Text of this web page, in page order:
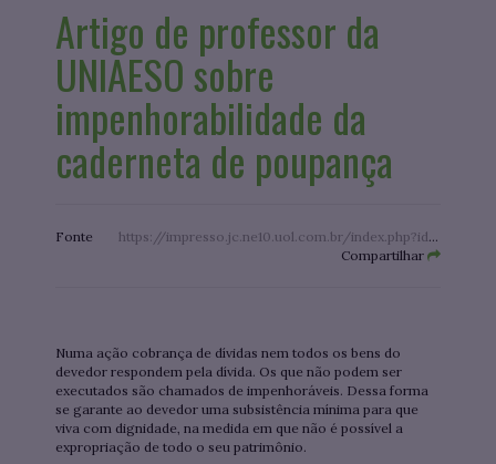
Artigo de professor da
UNIAESO sobre
impenhorabilidade da
caderneta de poupança
Fonte
https://impresso.jc.ne10.uol.com.br/index.php?id=/pdf.php&edcao=1224&file=https://imagens.ne10.uol.com.br/veiculos/impresso/jconline/2022/09/13/22071a/pdf/0913_01_CAP_05-DIG.pdf
Compartilhar
Numa ação cobrança de dívidas nem todos os bens do
devedor respondem pela dívida. Os que não podem ser
executados são chamados de impenhoráveis. Dessa forma
se garante ao devedor uma subsistência mínima para que
viva com dignidade, na medida em que não é possível a
expropriação de todo o seu patrimônio.